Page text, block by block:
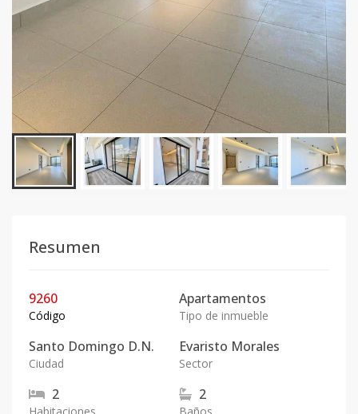
Resumen
9260
Código
Apartamentos
Tipo de inmueble
Santo Domingo D.N.
Ciudad
Evaristo Morales
Sector
2 2